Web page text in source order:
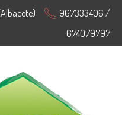
967333406 /
674079797